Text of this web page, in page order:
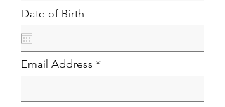
Date of Birth
Email Address